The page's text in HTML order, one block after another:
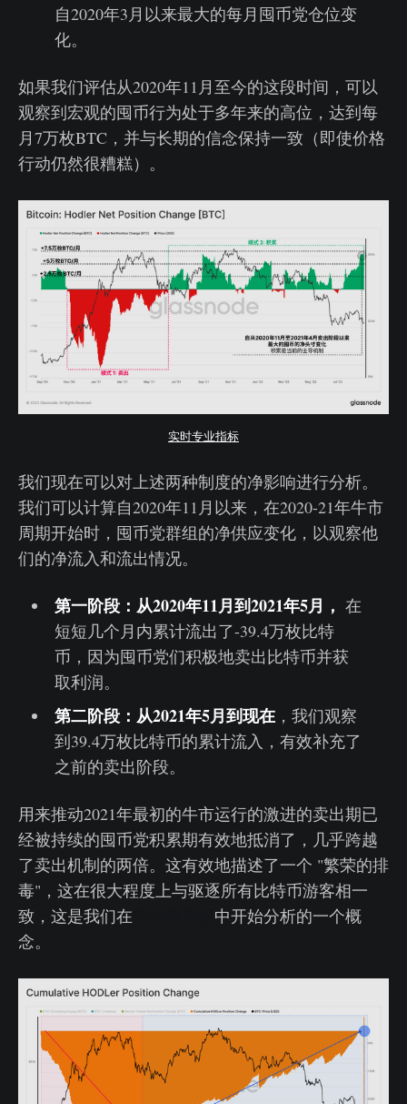
自2020年3月以来最大的每月囤币党仓位变
化。
如果我们评估从2020年11月至今的这段时间，可以
观察到宏观的囤币行为处于多年来的高位，达到每
月7万枚BTC，并与长期的信念保持一致（即使价格
行动仍然很糟糕）。
实时专业指标
我们现在可以对上述两种制度的净影响进行分析。
我们可以计算自2020年11月以来，在2020-21年牛市
周期开始时，囤币党群组的净供应变化，以观察他
们的净流入和流出情况。
第一阶段：从2020年11月到2021年5月， 在
短短几个月内累计流出了-39.4万枚比特
币，因为囤币党们积极地卖出比特币并获
取利润。
第二阶段：从2021年5月到现在，我们观察
到39.4万枚比特币的累计流入，有效补充了
之前的卖出阶段。
用来推动2021年最初的牛市运行的激进的卖出期已
经被持续的囤币党积累期有效地抵消了，几乎跨越
了卖出机制的两倍。这有效地描述了一个 "繁荣的排
毒"，这在很大程度上与驱逐所有比特币游客相一
致，这是我们在
中开始分析的一个概
念。